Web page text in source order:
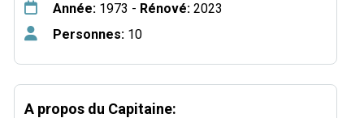
Année: 1973 - Rénové: 2023
Personnes: 10
A propos du Capitaine: